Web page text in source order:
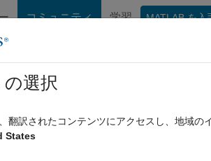
コミュニティ 学習 MATLAB を入
MATLAB に関する FAQ
to plot them
選択
翻訳されたコンテンツにアクセスし、地域
States